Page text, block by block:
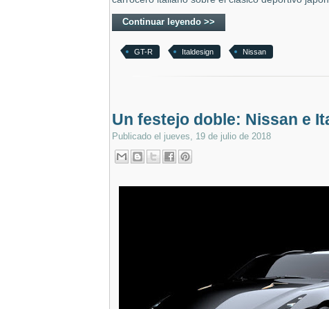
Continuar leyendo >>
GT-R Italdesign Nissan
Un festejo doble: Nissan e
Publicado el jueves, 19 de julio de 2018